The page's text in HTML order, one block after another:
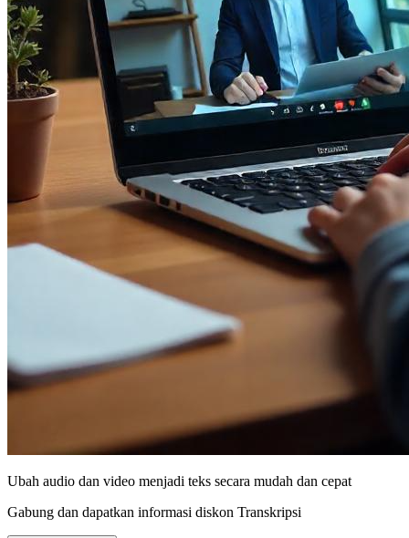
Ubah audio dan video menjadi teks secara mudah dan cepat
Gabung dan dapatkan informasi diskon Transkripsi